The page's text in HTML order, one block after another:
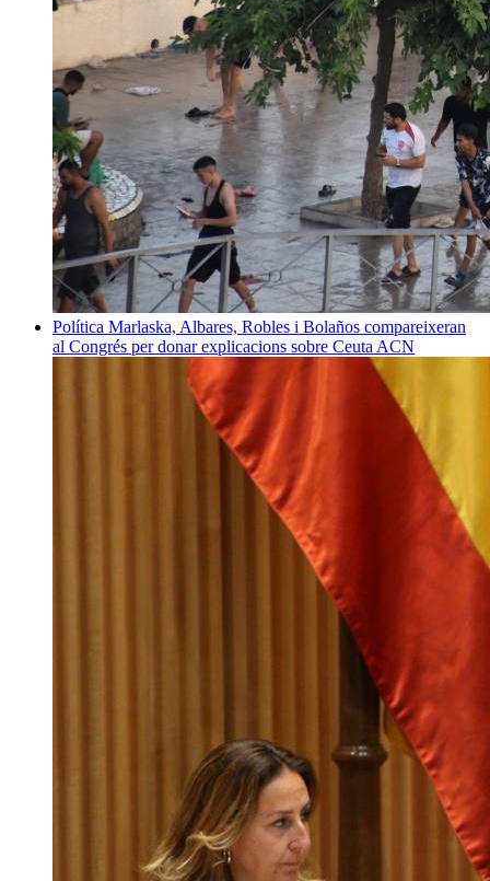
Política Marlaska, Albares, Robles i Bolaños compareixeran
al Congrés per donar explicacions sobre Ceuta ACN